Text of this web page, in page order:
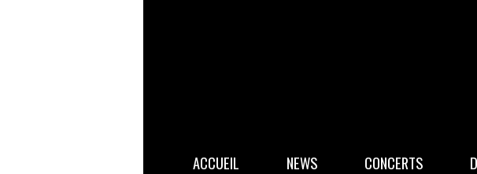
ACCUEIL NEWS CONCERTS